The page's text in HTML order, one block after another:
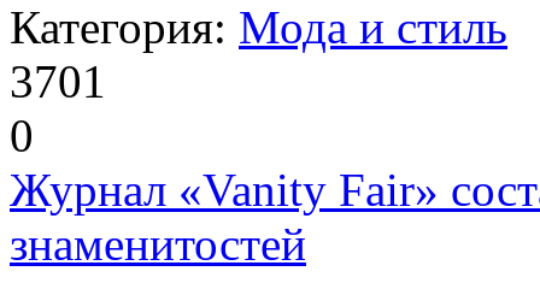
Категория: Мода и стиль
3701
0
Журнал «Vanity Fair»
знаменитостей